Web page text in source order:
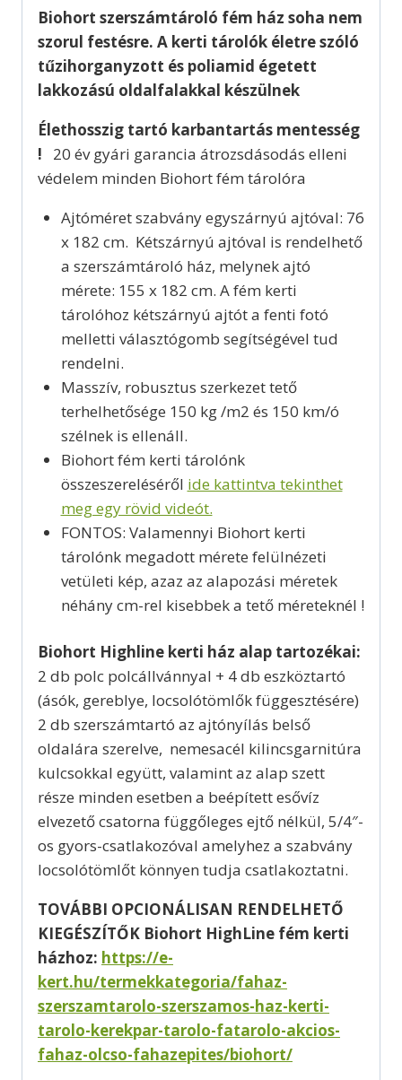
Biohort szerszámtároló fém ház soha nem
szorul festésre. A kerti tárolók életre szóló
tűzihorganyzott és poliamid égetett
lakkozású oldalfalakkal készülnek
Élethosszig tartó karbantartás mentesség
! 20 év gyári garancia átrozsdásodás elleni
védelem minden Biohort fém tárolóra
Ajtóméret szabvány egyszárnyú ajtóval: 76
x 182 cm. Kétszárnyú ajtóval is rendelhető
a szerszámtároló ház, melynek ajtó
mérete: 155 x 182 cm. A fém kerti
tárolóhoz kétszárnyú ajtót a fenti fotó
melletti választógomb segítségével tud
rendelni.
Masszív, robusztus szerkezet tető
terhelhetősége 150 kg /m2 és 150 km/ó
szélnek is ellenáll.
Biohort fém kerti tárolónk
összeszereléséről ide kattintva tekinthet
meg egy rövid videót.
FONTOS: Valamennyi Biohort kerti
tárolónk megadott mérete felülnézeti
vetületi kép, azaz az alapozási méretek
néhány cm-rel kisebbek a tető méreteknél !
Biohort Highline kerti ház alap tartozékai:
2 db polc polcállvánnyal + 4 db eszköztartó
(ásók, gereblye, locsolótömlők függesztésére)
2 db szerszámtartó az ajtónyílás belső
oldalára szerelve, nemesacél kilincsgarnitúra
kulcsokkal együtt, valamint az alap szett
része minden esetben a beépített esővíz
elvezető csatorna függőleges ejtő nélkül, 5/4″-
os gyors-csatlakozóval amelyhez a szabvány
locsolótömlőt könnyen tudja csatlakoztatni.
TOVÁBBI OPCIONÁLISAN RENDELHETŐ
KIEGÉSZÍTŐK Biohort HighLine fém kerti
házhoz: https://e-
kert.hu/termekkategoria/fahaz-
szerszamtarolo-szerszamos-haz-kerti-
tarolo-kerekpar-tarolo-fatarolo-akcios-
fahaz-olcso-fahazepites/biohort/